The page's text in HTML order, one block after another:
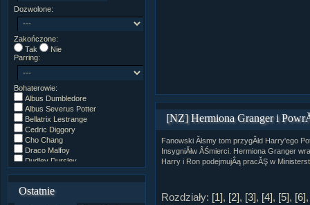
Dozwolone:
Zakończone:
Tak
Nie
Parring:
Bohaterowie:
Albus Dumbledore
Albus Severus Potter
Bellatrix Lestrange
Cedric Diggory
Cho Chang
Draco Malfoy
Dudley Dursley
Godryk Gryffindor
Ostatnie
[NZ] Hermiona Granger i
Fanowski Ăłsmy tom przygĂłd Harry'ego
InsygniĂłw ÂŚmierci. Hermiona Granger
Harry i Ron podejmujÂą pracĂŞ w
Rozdziały: [1], [2], [3], [4], [5], [6]